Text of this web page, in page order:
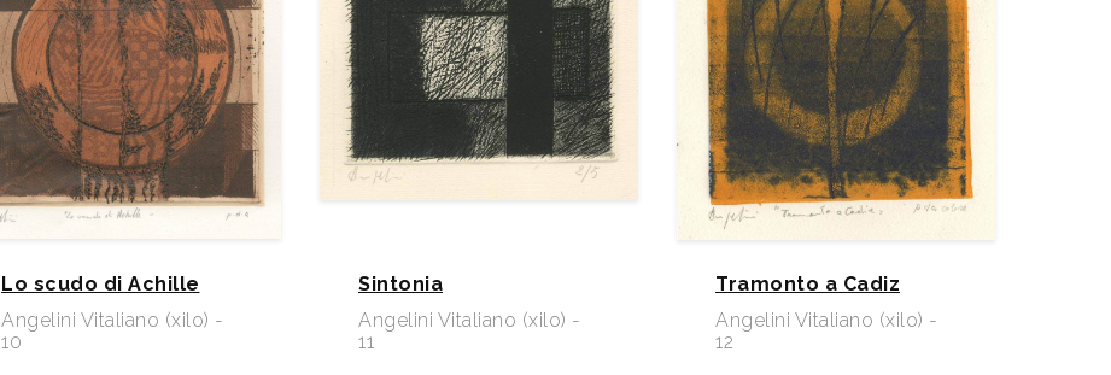
Lo scudo di Achille
Angelini Vitaliano (xilo) -
10
Sintonia
Angelini Vitaliano (xilo) -
11
Tramonto a Cadiz
Angelini Vitaliano (xilo) -
12